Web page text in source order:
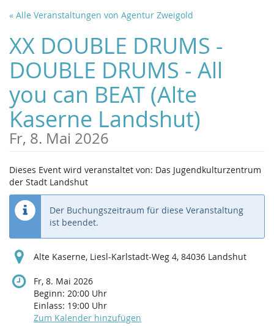
Zum
Inhalt
springen
« Alle Veranstaltungen von Agentur Zweigold
XX DOUBLE DRUMS -
DOUBLE DRUMS - All
you can BEAT (Alte
Kaserne Landshut)
Fr, 8. Mai 2026
Dieses Event wird veranstaltet von: Das Jugendkulturzentrum
der Stadt Landshut
Der Buchungszeitraum für diese Veranstaltung
ist beendet.
Alte Kaserne, Liesl-Karlstadt-Weg 4, 84036 Landshut
Fr, 8. Mai 2026
Beginn: 20:00 Uhr
Einlass: 19:00 Uhr
Zum Kalender hinzufügen